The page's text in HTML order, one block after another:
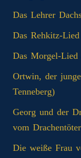
Das Lehrer
Das Rehkitz-
Das Morgel-Lied
Ortwin, der
Tenneberg)
Georg und der
vom
Die weiße Frau